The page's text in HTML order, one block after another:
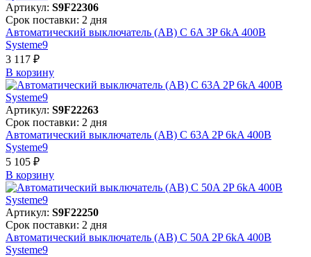
Артикул: S9F22306
Срок поставки: 2 дня
Автоматический выключатель (АВ) C 6A 3P 6kA 400В
Systeme9
3 117 ₽
В корзинy
Артикул: S9F22263
Срок поставки: 2 дня
Автоматический выключатель (АВ) C 63A 2P 6kA 400В
Systeme9
5 105 ₽
В корзинy
Артикул: S9F22250
Срок поставки: 2 дня
Автоматический выключатель (АВ) C 50A 2P 6kA 400В
Systeme9